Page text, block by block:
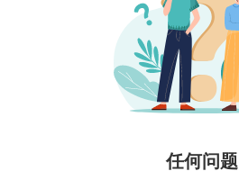
任何问题